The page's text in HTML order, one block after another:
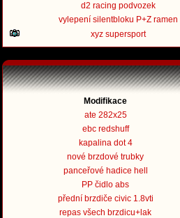
d2 racing podvozek
vylepení silentbloku P+Z ramen
xyz supersport
Modifikace
ate 282x25
ebc redshuff
kapalina dot 4
nové brzdové trubky
panceřové hadice hell
PP čidlo abs
přední brzdiče civic 1.8vti
repas všech brzdicu+lak